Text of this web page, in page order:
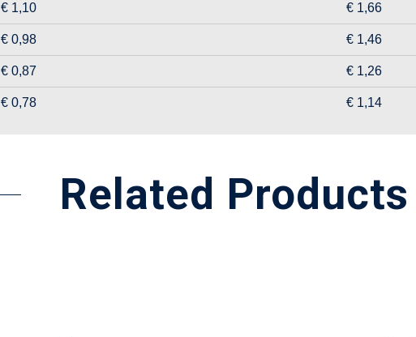
€ 1,10 € 1,66
€ 0,98 € 1,46
€ 0,87 € 1,26
€ 0,78 € 1,14
Related Products